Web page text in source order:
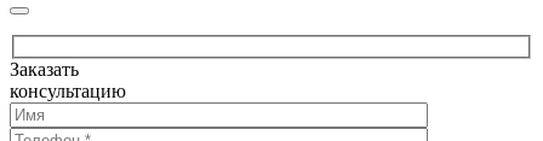
Заказать
консультацию